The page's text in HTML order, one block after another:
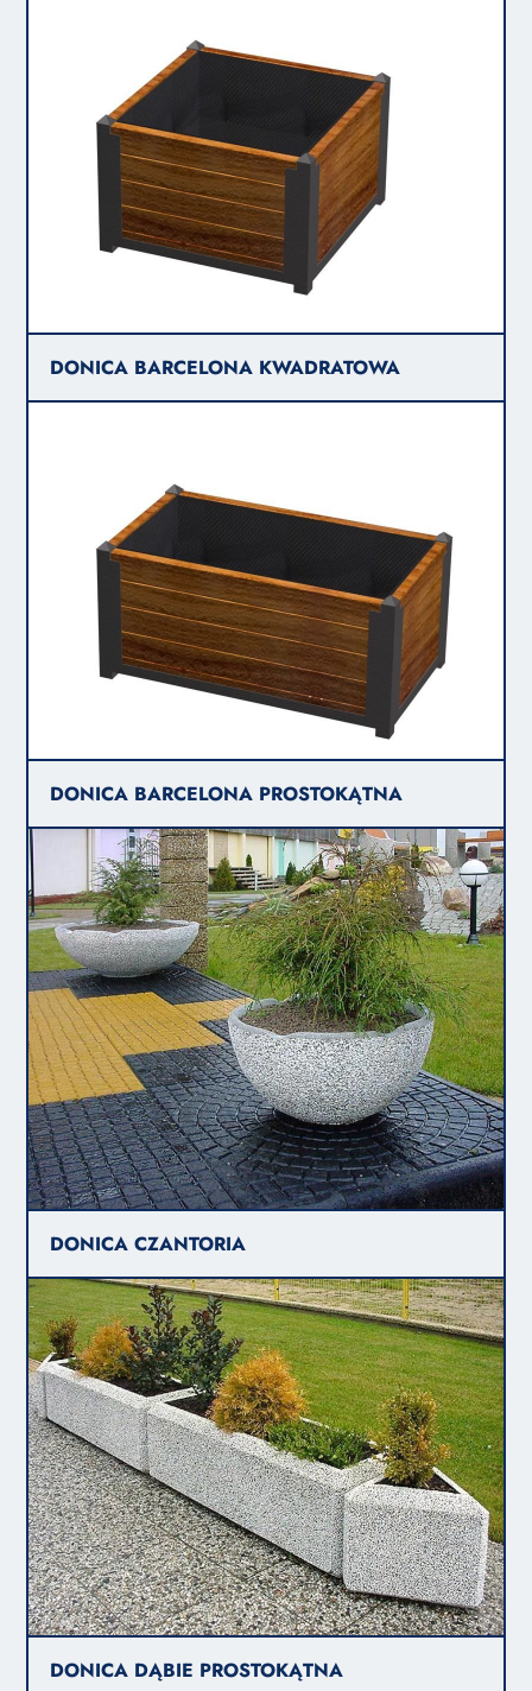
DONICA BARCELONA KWADRATOWA
DONICA BARCELONA PROSTOKĄTNA
DONICA CZANTORIA
DONICA DĄBIE PROSTOKĄTNA